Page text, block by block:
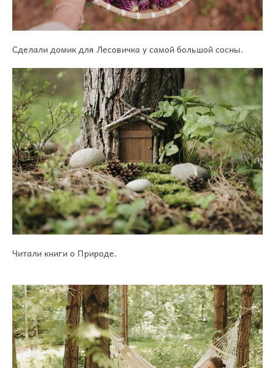
Сделали домик для Лесовичка у самой большой сосны.
Читали книги о Природе.